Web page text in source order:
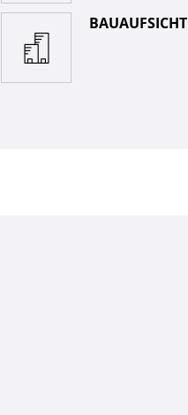
BAUAUFSICHT